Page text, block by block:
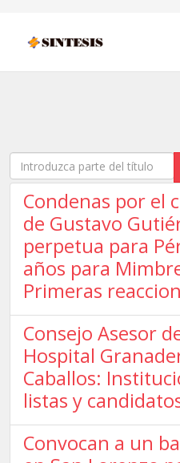
Introduzca parte del título
Condenas por el
de Gustavo
perpetua para
años para
Primeras
Consejo Asesor
Hospital
Caballos:
listas y
Convocan a un